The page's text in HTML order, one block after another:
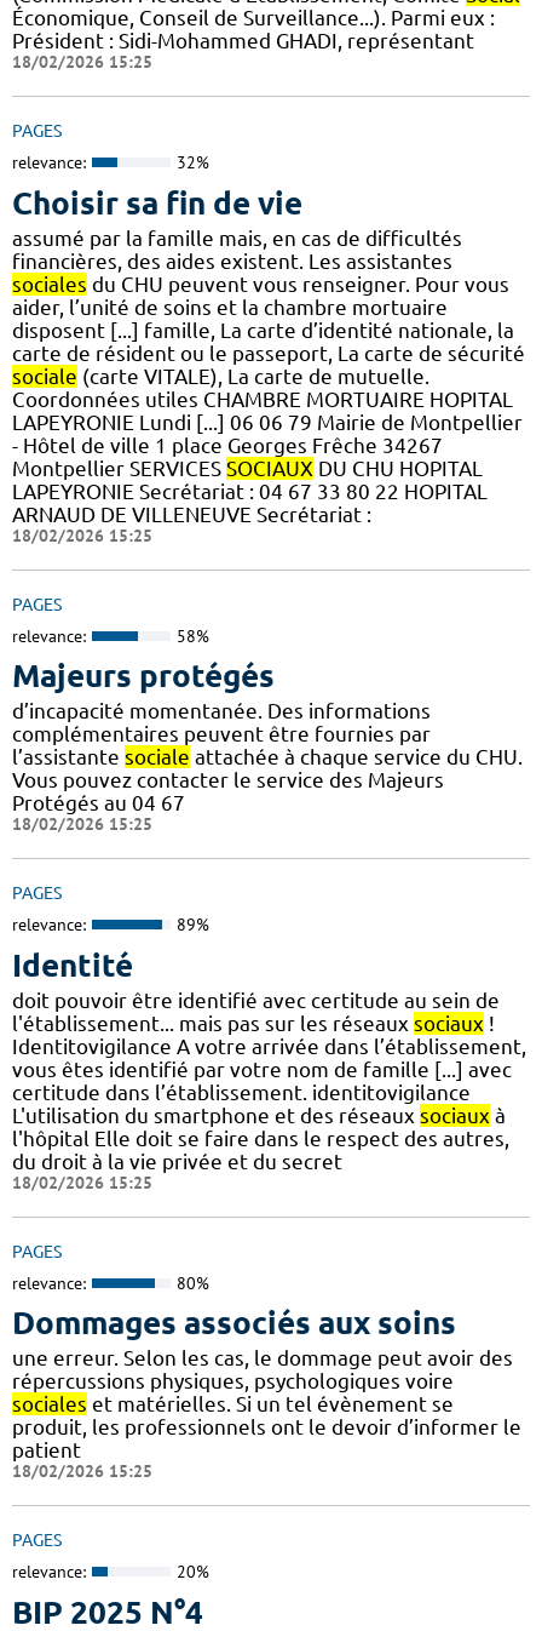
Économique, Conseil de Surveillance...). Parmi eux :
Président : Sidi-Mohammed GHADI, représentant
18/02/2026 15:25
PAGES
relevance: 32%
Choisir sa fin de vie
assumé par la famille mais, en cas de difficultés
financières, des aides existent. Les assistantes
sociales du CHU peuvent vous renseigner. Pour vous
aider, l’unité de soins et la chambre mortuaire
disposent [...] famille, La carte d’identité nationale, la
carte de résident ou le passeport, La carte de sécurité
sociale (carte VITALE), La carte de mutuelle.
Coordonnées utiles CHAMBRE MORTUAIRE HOPITAL
LAPEYRONIE Lundi [...] 06 06 79 Mairie de Montpellier
- Hôtel de ville 1 place Georges Frêche 34267
Montpellier SERVICES SOCIAUX DU CHU HOPITAL
LAPEYRONIE Secrétariat : 04 67 33 80 22 HOPITAL
ARNAUD DE VILLENEUVE Secrétariat :
18/02/2026 15:25
PAGES
relevance: 58%
Majeurs protégés
d’incapacité momentanée. Des informations
complémentaires peuvent être fournies par
l’assistante sociale attachée à chaque service du CHU.
Vous pouvez contacter le service des Majeurs
Protégés au 04 67
18/02/2026 15:25
PAGES
relevance: 89%
Identité
doit pouvoir être identifié avec certitude au sein de
l'établissement... mais pas sur les réseaux sociaux !
Identitovigilance A votre arrivée dans l’établissement,
vous êtes identifié par votre nom de famille [...] avec
certitude dans l’établissement. identitovigilance
L'utilisation du smartphone et des réseaux sociaux à
l'hôpital Elle doit se faire dans le respect des autres,
du droit à la vie privée et du secret
18/02/2026 15:25
PAGES
relevance: 80%
Dommages associés aux soins
une erreur. Selon les cas, le dommage peut avoir des
répercussions physiques, psychologiques voire
sociales et matérielles. Si un tel évènement se
produit, les professionnels ont le devoir d’informer le
patient
18/02/2026 15:25
PAGES
relevance: 20%
BIP 2025 N°4